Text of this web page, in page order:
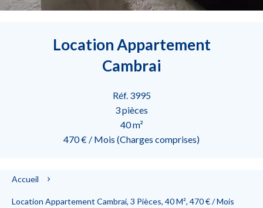
Location Appartement
Cambrai
Réf. 3995
3 pièces
40 m²
470 € / Mois (Charges comprises)
Accueil
Location Appartement Cambrai, 3 Pièces, 40 M², 470 € / Mois